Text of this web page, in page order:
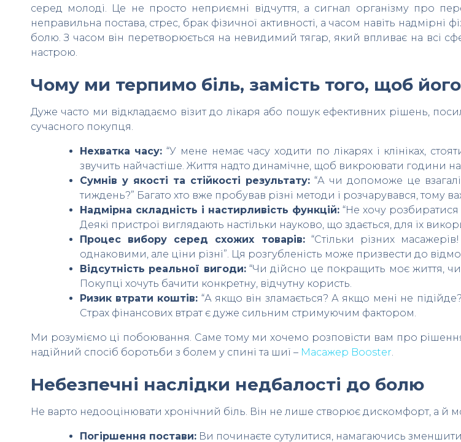
серед молоді. Це не просто неприємні відчуття, а сигнал організму про
неправильна постава, стрес, брак фізичної активності, а часом навіть
болю. З часом він перетворюється на невидимий тягар, який впливає на всі
настрою.
Чому ми терпимо біль, замість того, щоб
Дуже часто ми відкладаємо візит до лікаря або пошук ефективних рішень,
сучасного покупця.
Нехватка часу: “У мене немає часу ходити по лікарях і клініках,
звучить найчастіше. Життя надто динамічне, щоб викроювати години на
Сумнів у якості та стійкості результату:“А чи допоможе це
тиждень?” Багато хто вже пробував різні методи і розчарувався, тому
Надмірна складність і настирливість функцій:“Не хочу розбиратися
Деякі пристрої виглядають настільки науково, що здається, для їх
Процес вибору серед схожих товарів:“Стільки різних
однаковими, але ціни різні”. Ця розгубленість може призвести до
Відсутність реальної вигоди:“Чи дійсно це покращить моє життя,
Покупці хочуть бачити конкретну, відчутну користь.
Ризик втрати коштів: “А якщо він зламається? А якщо мені не
Страх фінансових втрат є дуже сильним стримуючим фактором.
Ми розуміємо ці побоювання. Саме тому ми хочемо розповісти вам про
надійний спосіб боротьби з болем у спині та шиї – Масажер Booster.
Небезпечні наслідки недбалості до болю
Не варто недооцінювати хронічний біль. Він не лише створює дискомфорт, а
Погіршення постави:Ви починаєте сутулитися, намагаючись